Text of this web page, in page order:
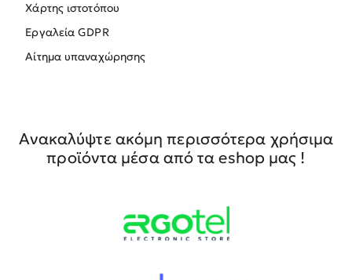
Χάρτης ιστοτόπου
Εργαλεία GDPR
Αίτημα υπαναχώρησης
Ανακαλύψτε ακόμη περισσότερα χρήσιμα
προϊόντα μέσα από τα eshop μας !